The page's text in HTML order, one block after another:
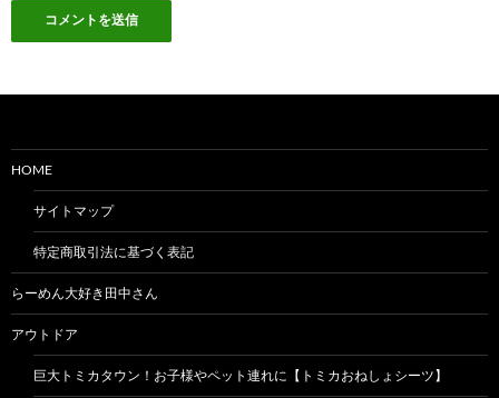
HOME
サイトマップ
特定商取引法に基づく表記
らーめん大好き田中さん
アウトドア
巨大トミカタウン！お子様やペット連れに【トミカおねしょシーツ】